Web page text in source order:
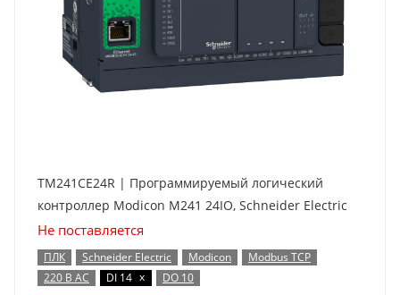
TM241CE24R | Программируемый логический
контроллер Modicon M241 24IO, Schneider Electric
Не поставляется
ПЛК Schneider Electric Modicon
Modbus TCP
220 В AC
DI 14 x DO 10